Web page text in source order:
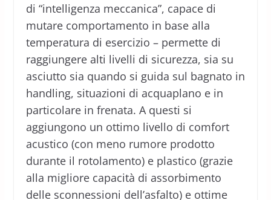
di “intelligenza meccanica”, capace di
mutare comportamento in base alla
temperatura di esercizio – permette di
raggiungere alti livelli di sicurezza, sia su
asciutto sia quando si guida sul bagnato in
handling, situazioni di acquaplano e in
particolare in frenata. A questi si
aggiungono un ottimo livello di comfort
acustico (con meno rumore prodotto
durante il rotolamento) e plastico (grazie
alla migliore capacità di assorbimento
delle sconnessioni dell’asfalto) e ottime